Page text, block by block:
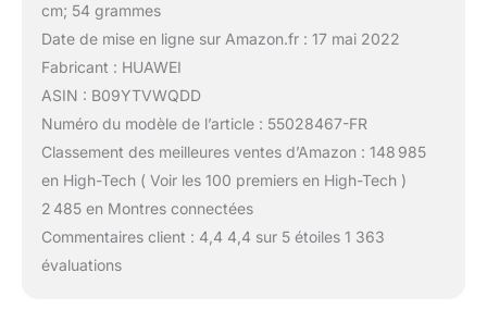
cm; 54 grammes
Date de mise en ligne sur Amazon.fr : 17 mai 2022
Fabricant : HUAWEI
ASIN : B09YTVWQDD
Numéro du modèle de l’article : 55028467-FR
Classement des meilleures ventes d’Amazon : 148 985
en High-Tech ( Voir les 100 premiers en High-Tech )
2 485 en Montres connectées
Commentaires client : 4,4 4,4 sur 5 étoiles 1 363
évaluations